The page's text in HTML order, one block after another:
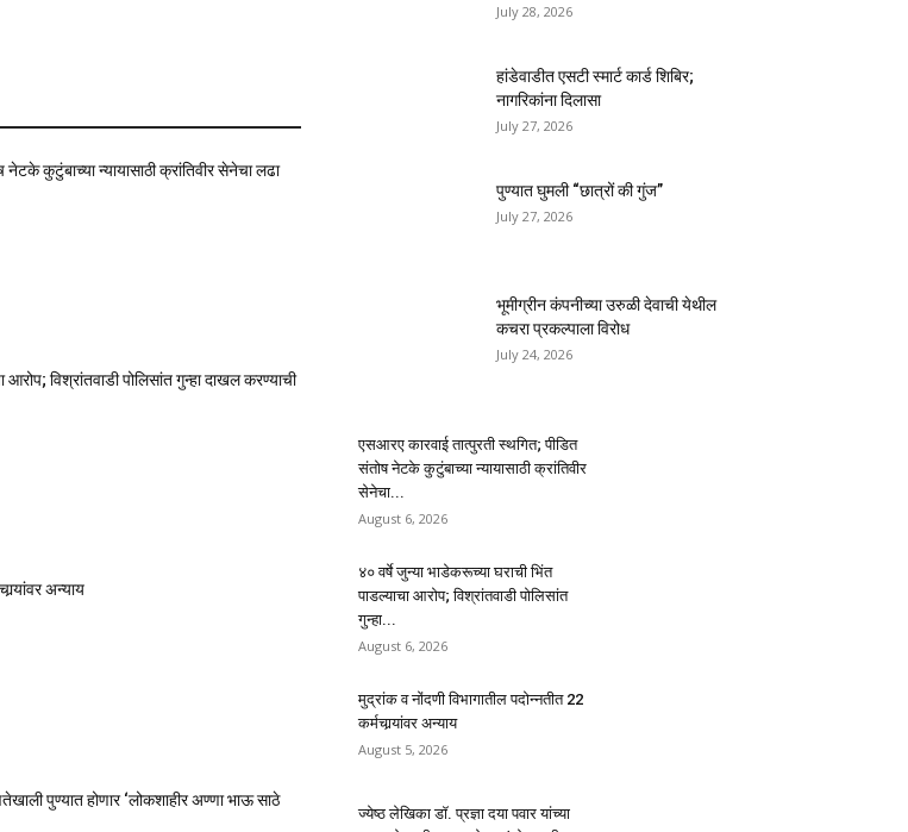
कुटुंबाच्या न्यायासाठी क्रांतिवीर सेनेचा लढा
विश्रांतवाडी पोलिसांत गुन्हा दाखल करण्याची
अन्याय
पुण्यात होणार ‘लोकशाहीर अण्णा भाऊ साठे
July 28, 2026
हांडेवाडीत एसटी स्मार्ट कार्ड शिबिर;
नागरिकांना दिलासा
July 27, 2026
पुण्यात घुमली “छात्रों की गुंज”
July 27, 2026
भूमीग्रीन कंपनीच्या उरुळी देवाची येथील
कचरा प्रकल्पाला विरोध
July 24, 2026
एसआरए कारवाई तात्पुरती स्थगित; पीडित
संतोष नेटके कुटुंबाच्या न्यायासाठी क्रांतिवीर
सेनेचा...
August 6, 2026
४० वर्षे जुन्या भाडेकरूच्या घराची भिंत
पाडल्याचा आरोप; विश्रांतवाडी पोलिसांत
गुन्हा...
August 6, 2026
मुद्रांक व नोंदणी विभागातील पदोन्नतीत 22
कर्मचार्‍यांवर अन्याय
August 5, 2026
ज्येष्ठ लेखिका डॉ. प्रज्ञा दया पवार यांच्या